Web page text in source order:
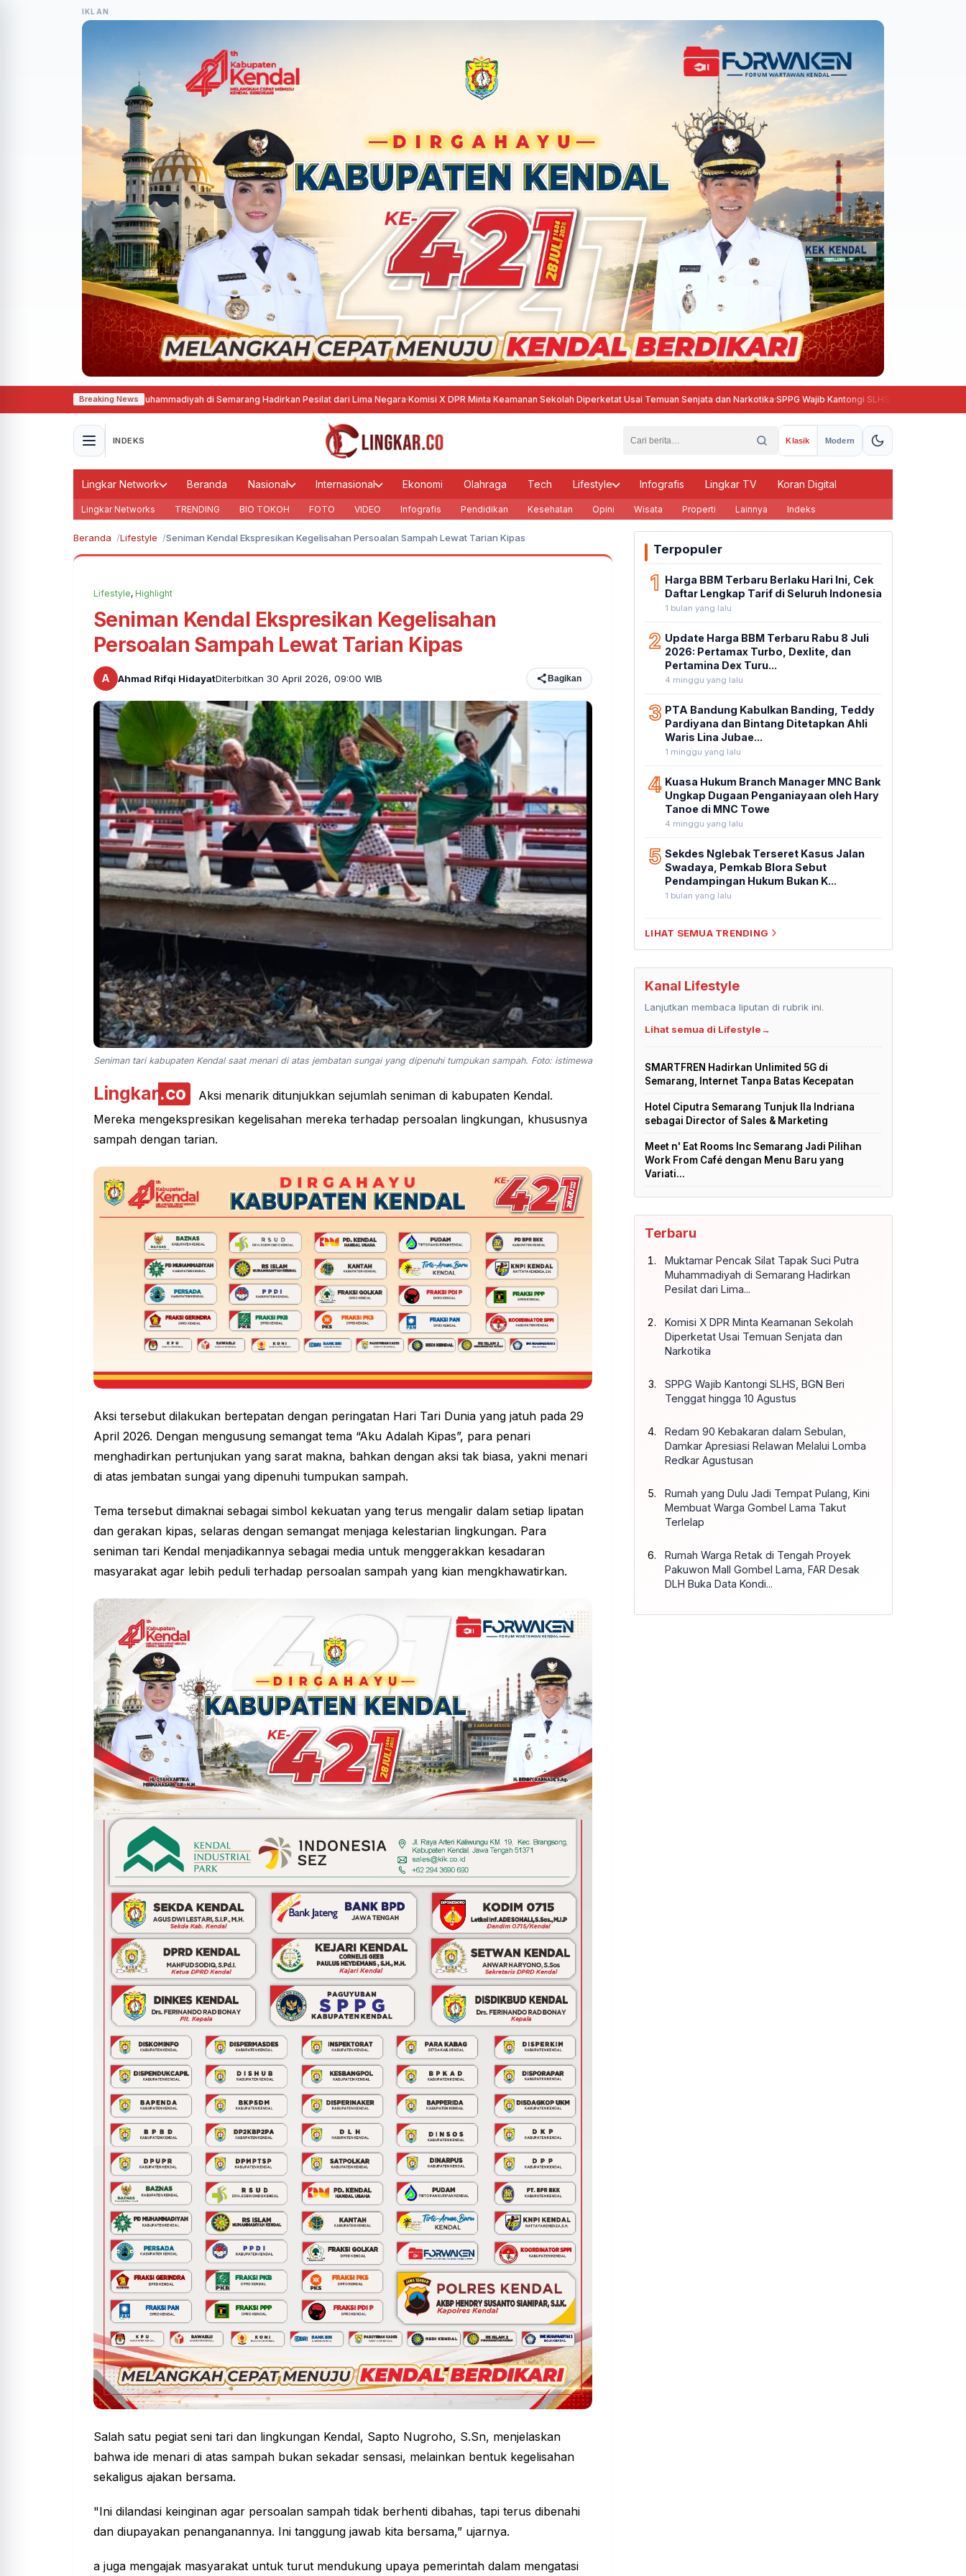
IKLAN
Breaking News
Tapak Suci Putra Muhammadiyah di Semarang Hadirkan Pesilat dari Lima Negara·Komisi X DPR Minta Keamanan Sekolah Diperketat Usai Temuan Senjata dan Narkotika·SPPG Wajib Kantongi SLHS, BGN Beri Tenggat hingga 10
INDEKS Klasik Modern
Lingkar Network Beranda Nasional Internasional Ekonomi Olahraga Tech Lifestyle Infografis Lingkar TV Koran Digital
Lingkar Networks TRENDING BIO TOKOH FOTO VIDEO Infografis Pendidikan Kesehatan Opini Wisata Properti Lainnya Indeks
Beranda Lifestyle Seniman Kendal Ekspresikan Kegelisahan Persoalan Sampah Lewat Tarian Kipas
Lifestyle, Highlight
Seniman Kendal Ekspresikan Kegelisahan
Persoalan Sampah Lewat Tarian Kipas
A Ahmad Rifqi HidayatDiterbitkan 30 April 2026, 09:00 WIB Bagikan
Seniman tari kabupaten Kendal saat menari di atas jembatan sungai yang dipenuhi tumpukan sampah. Foto: istimewa
Lingkar.co
Aksi menarik ditunjukkan sejumlah seniman di kabupaten Kendal.
Mereka mengekspresikan kegelisahan mereka terhadap persoalan lingkungan, khususnya
sampah dengan tarian.
Aksi tersebut dilakukan bertepatan dengan peringatan Hari Tari Dunia yang jatuh pada 29
April 2026. Dengan mengusung semangat tema “Aku Adalah Kipas”, para penari
menghadirkan pertunjukan yang sarat makna, bahkan dengan aksi tak biasa, yakni menari
di atas jembatan sungai yang dipenuhi tumpukan sampah.
Tema tersebut dimaknai sebagai simbol kekuatan yang terus mengalir dalam setiap lipatan
dan gerakan kipas, selaras dengan semangat menjaga kelestarian lingkungan. Para
seniman tari Kendal menjadikannya sebagai media untuk menggerakkan kesadaran
masyarakat agar lebih peduli terhadap persoalan sampah yang kian mengkhawatirkan.
Salah satu pegiat seni tari dan lingkungan Kendal, Sapto Nugroho, S.Sn, menjelaskan
bahwa ide menari di atas sampah bukan sekadar sensasi, melainkan bentuk kegelisahan
sekaligus ajakan bersama.
"Ini dilandasi keinginan agar persoalan sampah tidak berhenti dibahas, tapi terus dibenahi
dan diupayakan penanganannya. Ini tanggung jawab kita bersama,” ujarnya.
a juga mengajak masyarakat untuk turut mendukung upaya pemerintah dalam mengatasi
Terpopuler
1 Harga BBM Terbaru Berlaku Hari Ini, Cek
Daftar Lengkap Tarif di Seluruh Indonesia
1 bulan yang lalu
2 Update Harga BBM Terbaru Rabu 8 Juli
2026: Pertamax Turbo, Dexlite, dan
Pertamina Dex Turu...
4 minggu yang lalu
3 PTA Bandung Kabulkan Banding, Teddy
Pardiyana dan Bintang Ditetapkan Ahli
Waris Lina Jubae...
1 minggu yang lalu
4 Kuasa Hukum Branch Manager MNC Bank
Ungkap Dugaan Penganiayaan oleh Hary
Tanoe di MNC Towe
4 minggu yang lalu
5 Sekdes Nglebak Terseret Kasus Jalan
Swadaya, Pemkab Blora Sebut
Pendampingan Hukum Bukan K...
1 bulan yang lalu
LIHAT SEMUA TRENDING
Kanal Lifestyle
Lanjutkan membaca liputan di rubrik ini.
Lihat semua di Lifestyle→
SMARTFREN Hadirkan Unlimited 5G di
Semarang, Internet Tanpa Batas Kecepatan
Hotel Ciputra Semarang Tunjuk Ila Indriana
sebagai Director of Sales & Marketing
Meet n' Eat Rooms Inc Semarang Jadi Pilihan
Work From Café dengan Menu Baru yang
Variati...
Terbaru
Muktamar Pencak Silat Tapak Suci Putra
Muhammadiyah di Semarang Hadirkan
Pesilat dari Lima...
Komisi X DPR Minta Keamanan Sekolah
Diperketat Usai Temuan Senjata dan
Narkotika
SPPG Wajib Kantongi SLHS, BGN Beri
Tenggat hingga 10 Agustus
Redam 90 Kebakaran dalam Sebulan,
Damkar Apresiasi Relawan Melalui Lomba
Redkar Agustusan
Rumah yang Dulu Jadi Tempat Pulang, Kini
Membuat Warga Gombel Lama Takut
Terlelap
Rumah Warga Retak di Tengah Proyek
Pakuwon Mall Gombel Lama, FAR Desak
DLH Buka Data Kondi...